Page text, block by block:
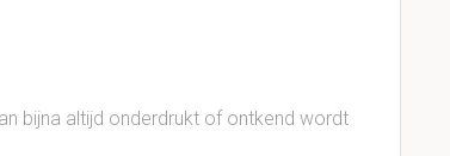
bijna altijd onderdrukt of ontkend wordt